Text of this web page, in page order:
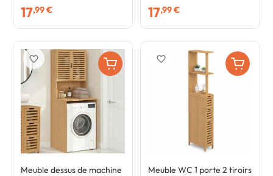
17,99 € 17,99 €
Meuble dessus de machine
favorite_border
Meuble WC 1 porte 2 tiroirs
favorite_border